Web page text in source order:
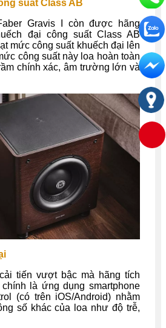
suất Class AB
Gravis I còn được hãng
đại công suất Class AB
mức công suất khuếch đại lên
công suất này loa hoàn toàn
chính xác, âm trường lớn và
tiến vượt bậc mà hãng tích
là ứng dụng smartphone
(có trên iOS/Android) nhằm
số khác của loa như độ trễ,